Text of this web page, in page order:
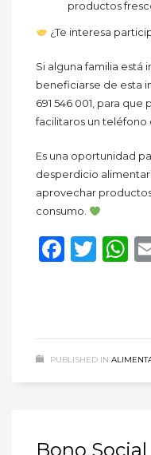
productos
¿Te interesa
Si alguna familia está
beneficiarse de esta
691 546 001, para
facilitaros un teléfono
Es una oportunidad
desperdicio
aprovechar
consumo.
PUBLISHED IN
Bono